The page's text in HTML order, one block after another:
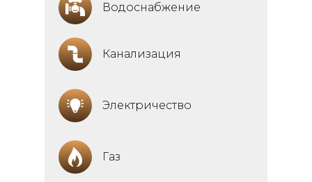
Газ
Электричество
Канализация
Водоснабжение